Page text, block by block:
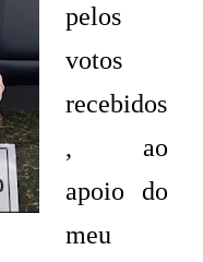
pelos
votos
recebidos
, ao
apoio do
meu